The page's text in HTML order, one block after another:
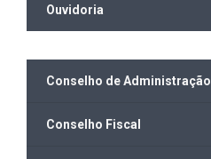
Ouvidoria
Conselho de Administração
Conselho Fiscal